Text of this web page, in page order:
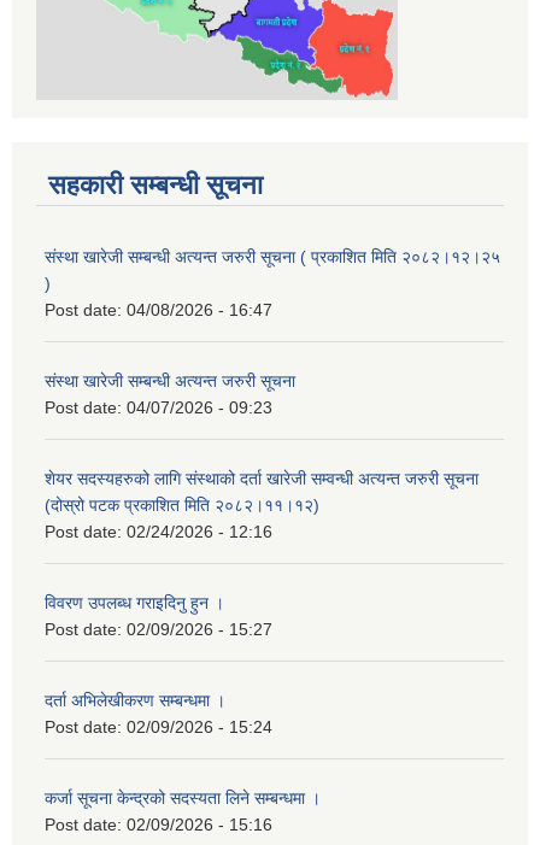
सहकारी सम्बन्धी सूचना
संस्था खारेजी सम्बन्धी अत्यन्त जरुरी सूचना ( प्रकाशित मिति २०८२।१२।२५
)
Post date: 04/08/2026 - 16:47
संस्था खारेजी सम्बन्धी अत्यन्त जरुरी सूचना
Post date: 04/07/2026 - 09:23
शेयर सदस्यहरुको लागि संस्थाको दर्ता खारेजी सम्वन्धी अत्यन्त जरुरी सूचना
(दोस्रो पटक प्रकाशित मिति २०८२।११।१२)
Post date: 02/24/2026 - 12:16
विवरण उपलब्ध गराइदिनु हुन ।
Post date: 02/09/2026 - 15:27
दर्ता अभिलेखीकरण सम्बन्धमा ।
Post date: 02/09/2026 - 15:24
कर्जा सूचना केन्द्रको सदस्यता लिने सम्बन्धमा ।
Post date: 02/09/2026 - 15:16